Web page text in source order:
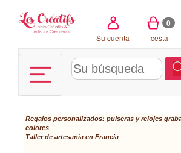
Su cuenta
0
cesta
Regalos personalizados: pulseras y relojes
colores
Taller de artesanía en Francia